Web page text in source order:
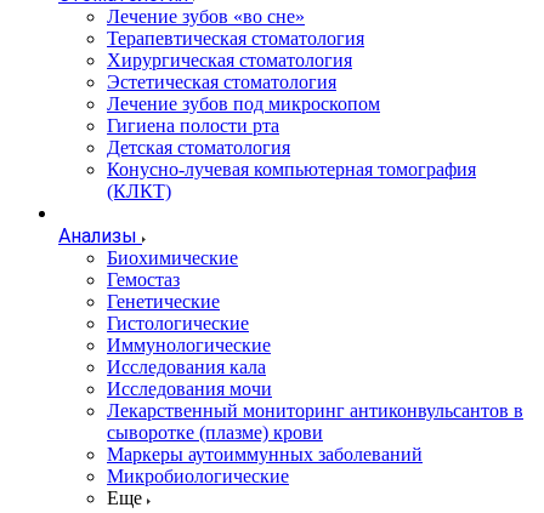
Лечение зубов «во сне»
Терапевтическая стоматология
Хирургическая стоматология
Эстетическая стоматология
Лечение зубов под микроскопом
Гигиена полости рта
Детская стоматология
Конусно-лучевая компьютерная томография
(КЛКТ)
Анализы
Биохимические
Гемостаз
Генетические
Гистологические
Иммунологические
Исследования кала
Исследования мочи
Лекарственный мониторинг антиконвульсантов в
сыворотке (плазме) крови
Маркеры аутоиммунных заболеваний
Микробиологические
Еще